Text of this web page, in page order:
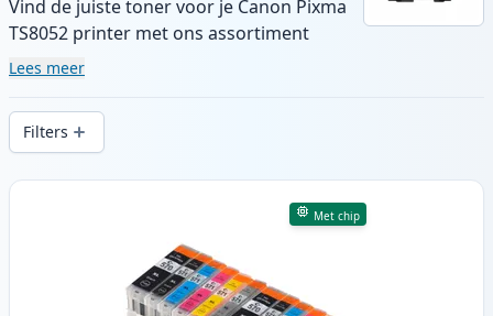
Vind de juiste toner voor je Canon Pixma
TS8052 printer met ons assortiment
compatibele en high-yield cartridges.
snelle levering vanuit lokale voorraad in .
Lees meer
Filters
Producten
Met chip